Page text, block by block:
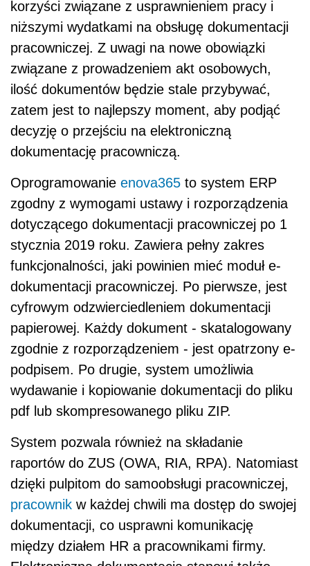
korzyści związane z usprawnieniem pracy i
niższymi wydatkami na obsługę dokumentacji
pracowniczej. Z uwagi na nowe obowiązki
związane z prowadzeniem akt osobowych,
ilość dokumentów będzie stale przybywać,
zatem jest to najlepszy moment, aby podjąć
decyzję o przejściu na elektroniczną
dokumentację pracowniczą.
Oprogramowanie enova365 to system ERP
zgodny z wymogami ustawy i rozporządzenia
dotyczącego dokumentacji pracowniczej po 1
stycznia 2019 roku. Zawiera pełny zakres
funkcjonalności, jaki powinien mieć moduł e-
dokumentacji pracowniczej. Po pierwsze, jest
cyfrowym odzwierciedleniem dokumentacji
papierowej. Każdy dokument - skatalogowany
zgodnie z rozporządzeniem - jest opatrzony e-
podpisem. Po drugie, system umożliwia
wydawanie i kopiowanie dokumentacji do pliku
pdf lub skompresowanego pliku ZIP.
System pozwala również na składanie
raportów do ZUS (OWA, RIA, RPA). Natomiast
dzięki pulpitom do samoobsługi pracowniczej,
pracownik w każdej chwili ma dostęp do swojej
dokumentacji, co usprawni komunikację
między działem HR a pracownikami firmy.